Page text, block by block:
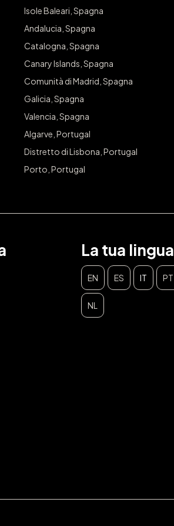
Isole Baleari, Spagna
Andalucia, Spagna
Catalogna, Spagna
Canary Islands, Spagna
Comunità di Madrid, Spagna
Galicia, Spagna
Valencia, Spagna
Algarve, Portugal
Distretto di Lisbona, Portugal
Porto, Portugal
La tua lingua
EN ES IT PT
NL